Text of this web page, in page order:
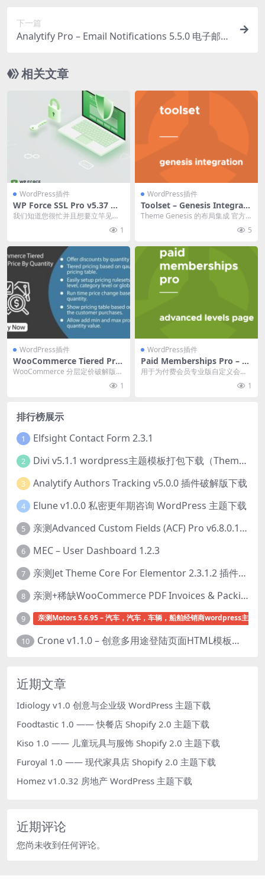
下一篇
Analytify Pro – Email Notifications 5.5.0 电子邮件
相关文章
WordPress插件
WP Force SSL Pro v5.37 强
制SSL插件破解版下载
我们知道您很忙并且想要立竿见影
1
WordPress插件
Toolset – Genesis Integrati
on 1.9.2
Theme Genesis 的布局集成 官方
5
WordPress插件
WooCommerce Tiered Prici
ng v1.1.2 Price By Quantity
WooCommerce 分层定价破解版按
1
WordPress插件
Paid Memberships Pro – A
dvanced Levels Page Short
用于为付费会员专业版自定义会员
1
排行榜展示
1 Elfsight Contact Form 2.3.1
2 Divi v5.1.1 wordpress主题模板打包下载（Theme + Builder+ Extra Theme + Templates + Layouts + PSD）
3 Analytify Authors Tracking v5.0.0 插件破解版下载
4 Elune v1.0.0 私密更年期咨询 WordPress 主题下载
5 亲测Advanced Custom Fields (ACF) Pro v6.8.0.1 + Advanced Custom Fields: Extended PRO v0.9.2.3 | 网站开发自定义字段插件下载
6 MEC – User Dashboard 1.2.3
7 亲测Jet Theme Core For Elementor 2.3.1.2 插件下载
8 亲测+稀缺WooCommerce PDF Invoices & Packing Slips Professional v2.20.0 + Templates v2.25.1 [by WpOverNight] WooCommerce PDF 发票和装箱单插件下载
9 亲测Motors 5.6.95 – 汽车，汽车，车辆，船舶经销商wordpress主题下
10 Crone v1.1.0 – 创意多用途登陆页面HTML模板下载
近期文章
Idiology v1.0 创意与企业级 WordPress 主题下载
Foodtastic 1.0 —— 快餐店 Shopify 2.0 主题下载
Kiso 1.0 —— 儿童玩具与服饰 Shopify 2.0 主题下载
Furoyal 1.0 —— 现代家具店 Shopify 2.0 主题下载
Homez v1.0.32 房地产 WordPress 主题下载
近期评论
您尚未收到任何评论。